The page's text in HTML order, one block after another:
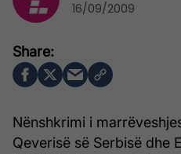
Nënshkrimi i
Qeverisë së Serbisë dhe
16/09/2009